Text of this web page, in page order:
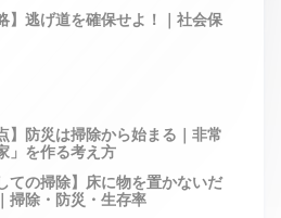
】逃げ道を確保せよ！｜社会保
】防災は掃除から始まる｜非常
」を作る考え方
ての掃除】床に物を置かないだ
掃除・防災・生存率